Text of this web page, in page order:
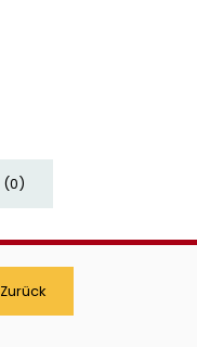
(0)
Zurück